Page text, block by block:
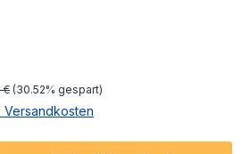
Preis:
€ (30.52% gespart)
Versandkosten